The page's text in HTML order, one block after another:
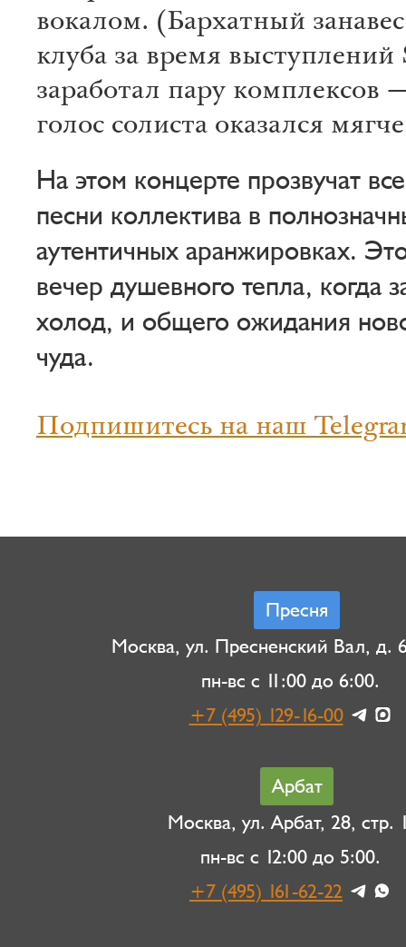
вокалом. (Бархатный
клуба за время выступлений
заработал пару комплексов
голос солиста оказался
На этом концерте прозвучат
песни коллектива в
аутентичных аранжировках.
вечер душевного тепла, когда
холод, и общего ожидания
чуда.
Подпишитесь на наш
Пресня
Москва, ул. Пресненский Вал, д.
пн-вс с 11:00 до 6:00.
+7 (495) 129-16-00
Арбат
Москва, ул. Арбат, 28, стр.
пн-вс с 12:00 до 5:00.
+7 (495) 161-62-22